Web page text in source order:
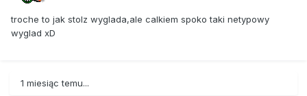
troche to jak stolz wyglada,ale calkiem spoko taki netypowy
wyglad xD
1 miesiąc temu...